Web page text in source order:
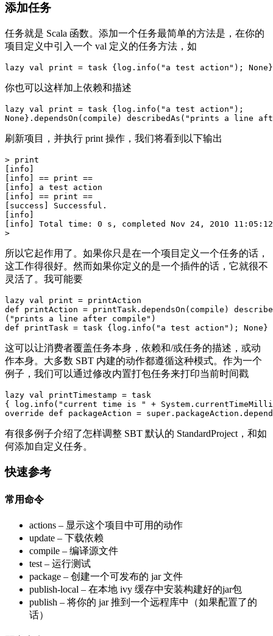
添加任务
任务就是 Scala 函数。添加一个任务最简单的方法是，在你的
项目定义中引入一个 val 定义的任务方法，如
你也可以这样加上依赖和描述
lazy val print = task {log.info("a test action");
刷新项目，并执行 print 操作，我们将看到以下输出
> print
[info]
[info] == print ==
[info] a test action
[info] == print ==
[success] Successful.
[info]
[info] Total time: 0 s, completed Nov 24, 2010 11:05:12
所以它起作用了。如果你只是在一个项目定义一个任务的话，
这工作得很好。然而如果你定义的是一个插件的话，它就很不
灵活了。我可能要
lazy val print = printAction
def printAction = printTask.dependsOn(compile)
("prints a line after compile")
这可以让消费者覆盖任务本身，依赖和/或任务的描述，或动
作本身。大多数 SBT 内建的动作都遵循这种模式。作为一个
例子，我们可以通过修改内置打包任务来打印当前时间戳
lazy val printTimestamp = task
{ log.info("current time is " +
有很多例子介绍了怎样调整 SBT 默认的 StandardProject，和如
何添加自定义任务。
快速参考
常用命令
actions – 显示这个项目中可用的动作
update – 下载依赖
compile – 编译源文件
test – 运行测试
package – 创建一个可发布的 jar 文件
publish-local – 在本地 ivy 缓存中安装构建好的jar包
publish – 将你的 jar 推到一个远程库中（如果配置了的
话）